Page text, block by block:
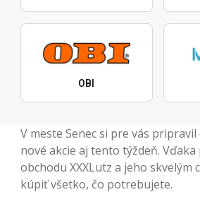
OBI
V meste Senec si pre vás pripravil
nové akcie aj tento týždeň.
obchodu XXXLutz a jeho skvelým
kúpiť všetko, čo potrebujete.